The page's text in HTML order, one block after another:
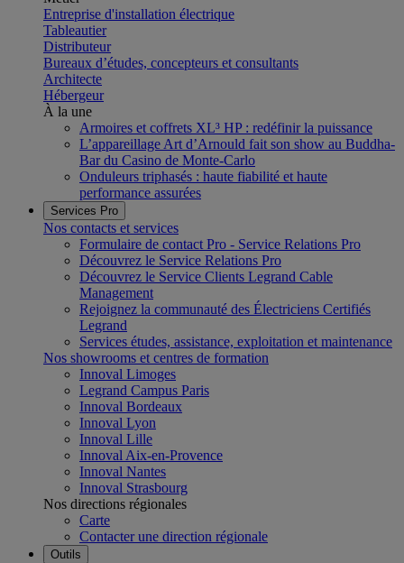
Entreprise d'installation électrique
Tableautier
Distributeur
Bureaux d’études, concepteurs et consultants
Architecte
Hébergeur
À la une
Armoires et coffrets XL³ HP : redéfinir la puissance
L’appareillage Art d’Arnould fait son show au Buddha-
Bar du Casino de Monte-Carlo
Onduleurs triphasés : haute fiabilité et haute
performance assurées
Services Pro
Nos contacts et services
Formulaire de contact Pro - Service Relations Pro
Découvrez le Service Relations Pro
Découvrez le Service Clients Legrand Cable
Management
Rejoignez la communauté des Électriciens Certifiés
Legrand
Services études, assistance, exploitation et maintenance
Nos showrooms et centres de formation
Innoval Limoges
Legrand Campus Paris
Innoval Bordeaux
Innoval Lyon
Innoval Lille
Innoval Aix-en-Provence
Innoval Nantes
Innoval Strasbourg
Nos directions régionales
Carte
Contacter une direction régionale
Outils